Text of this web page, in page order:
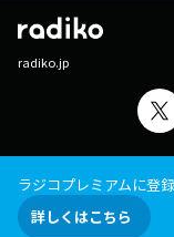
radiko.jp
ラジコプレミアムに登
詳しくはこちら